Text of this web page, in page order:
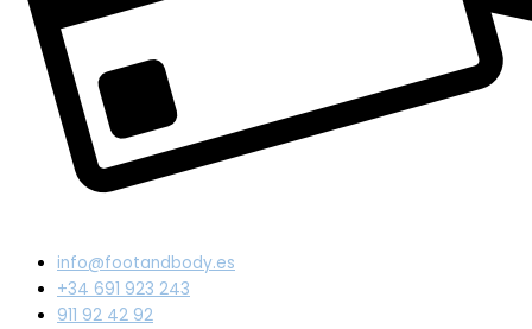
info@footandbody.es
+34 691 923 243
911 92 42 92